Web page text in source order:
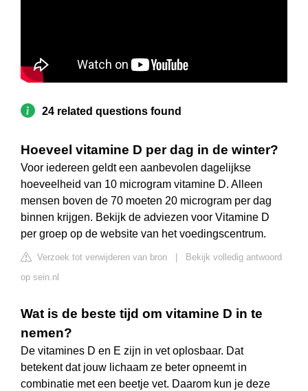
24 related questions found
Hoeveel vitamine D per dag in de winter?
Voor iedereen geldt een aanbevolen dagelijkse
hoeveelheid van 10 microgram vitamine D. Alleen
mensen boven de 70 moeten 20 microgram per dag
binnen krijgen. Bekijk de adviezen voor Vitamine D
per groep op de website van het voedingscentrum.
Verzoek tot verwijderen van bron
Bekijk volledig antwoord
op sein.nl
Wat is de beste tijd om vitamine D in te
nemen?
De vitamines D en E zijn in vet oplosbaar. Dat
betekent dat jouw lichaam ze beter opneemt in
combinatie met een beetje vet. Daarom kun je deze